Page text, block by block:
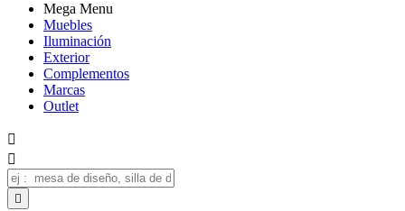
Mega Menu
Muebles
Iluminación
Exterior
Complementos
Marcas
Outlet


